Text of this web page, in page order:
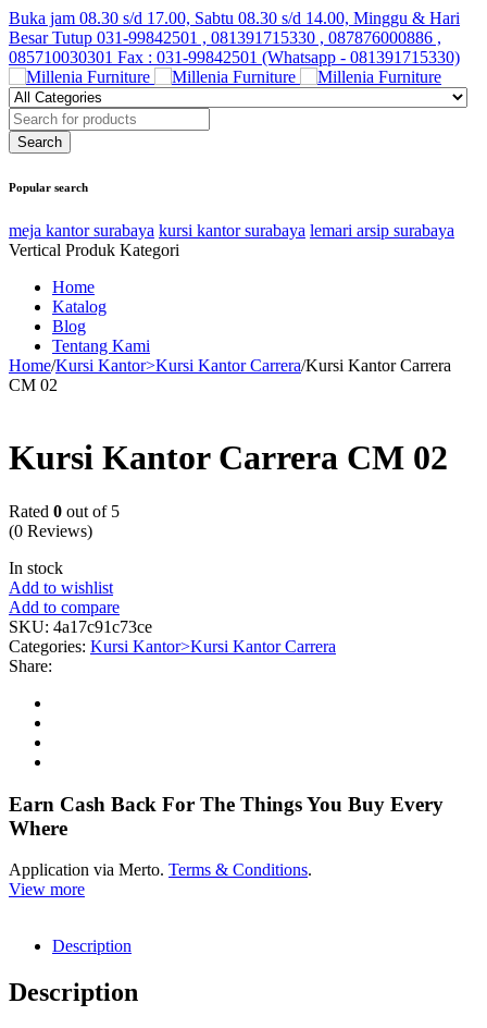
Buka jam 08.30 s/d 17.00, Sabtu 08.30 s/d 14.00, Minggu & Hari
Besar Tutup 031-99842501 , 081391715330 , 087876000886 ,
085710030301 Fax : 031-99842501 (Whatsapp - 081391715330)
Popular search
meja kantor surabaya kursi kantor surabaya lemari arsip surabaya
Vertical Produk Kategori
Home
Katalog
Blog
Tentang Kami
Home/Kursi Kantor>Kursi Kantor Carrera/Kursi Kantor Carrera
CM 02
Kursi Kantor Carrera CM 02
Rated 0 out of 5
(0 Reviews)
In stock
Add to wishlist
Add to compare
SKU: 4a17c91c73ce
Categories: Kursi Kantor>Kursi Kantor Carrera
Share:
Earn Cash Back For The Things You Buy Every
Where
Application via Merto. Terms & Conditions.
View more
Description
Description